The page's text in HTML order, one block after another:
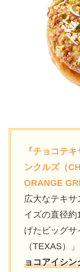
『チョコテ
ンクルズ（
ORANGE
広大なテキ
イズの直径
げたビッグサ
（TEXAS）
ョコアイシン